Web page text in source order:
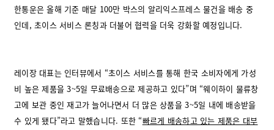
한통운은 올해 기준 매달 100만 박스의 알리익스프레스 물건을 배송 중
인데, 초이스 서비스 론칭과 더불어 협력을 더욱 강화할 예정입니다.
레이장 대표는 인터뷰에서 “초이스 서비스를 통해 한국 소비자에게 가성
비 높은 제품을 3~5일 무료배송으로 제공하고 있다”며 “웨이하이 물류창
고에 보관 중인 재고가 늘어나면서 더 많은 상품을 3~5일 내에 배송받을
수 있게 됐다”라고 말했습니다. 또한 “빠르게 배송하고 있는 제품은 대부